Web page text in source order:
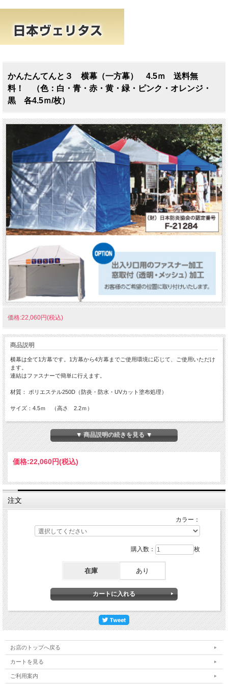
かんたんてんと３ 横幕（一方幕） 4.5ｍ 送料無
料！ （色：白・青・赤・黄・緑・ピンク・オレンジ・
黒 各4.5ｍ/枚）
価格:22,060円(税込)
商品説明
横幕は全て1方幕です。1方幕から4方幕までご使用環境に応じて、ご使用いただけ
ます。
連結はファスナーで簡単に行えます。
材質： ポリエステル250D（防炎・防水・UVカット塗布処理）
サイズ：4.5ｍ （高さ 2.2ｍ）
▼ 商品説明の続きを見る ▼
価格:22,060円(税込)
注文
カラー：
購入数： 枚
在庫 あり
お店のトップへ戻る
カートを見る
ご利用案内